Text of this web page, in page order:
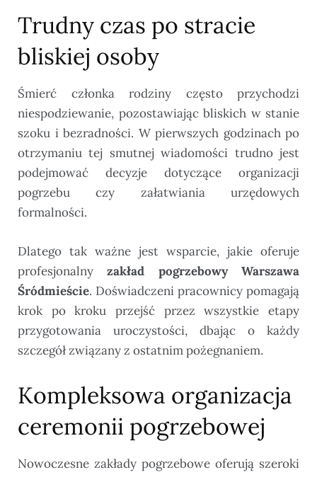
Trudny czas po stracie
bliskiej osoby
Śmierć członka rodziny często przychodzi
niespodziewanie, pozostawiając bliskich w stanie
szoku i bezradności. W pierwszych godzinach po
otrzymaniu tej smutnej wiadomości trudno jest
podejmować decyzje dotyczące organizacji
pogrzebu czy załatwiania urzędowych
formalności.
Dlatego tak ważne jest wsparcie, jakie oferuje
profesjonalnyzakład pogrzebowy Warszawa
Śródmieście. Doświadczeni pracownicy pomagają
krok po kroku przejść przez wszystkie etapy
przygotowania uroczystości, dbając o każdy
szczegół związany z ostatnim pożegnaniem.
Kompleksowa organizacja
ceremonii pogrzebowej
Nowoczesne zakłady pogrzebowe oferują szeroki